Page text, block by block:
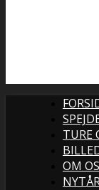
TURE
OM OS